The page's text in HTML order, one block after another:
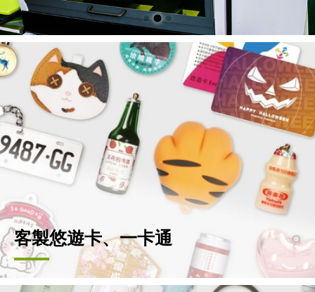
客製悠遊卡、一卡通